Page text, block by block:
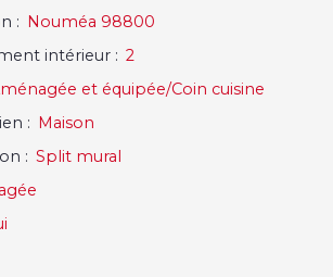
: Nouméa 98800
intérieur : 2
et équipée/Coin cuisine
: Maison
: Split mural